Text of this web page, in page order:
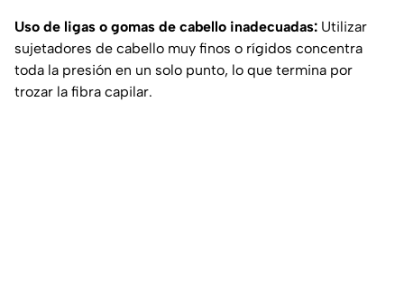
Uso de ligas o gomas de cabello inadecuadas: Utilizar
sujetadores de cabello muy finos o rígidos concentra
toda la presión en un solo punto, lo que termina por
trozar la fibra capilar.